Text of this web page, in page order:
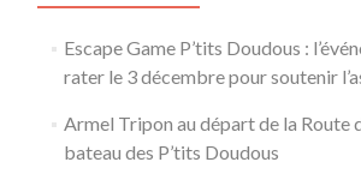
Escape Game P’tits Doudous :
rater le 3 décembre pour soutenir
Armel Tripon au départ de la Route
bateau des P’tits Doudous